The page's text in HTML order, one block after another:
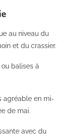
au niveau du
et du crassier.
balises à
agréable en mi-
de mai.
avec du